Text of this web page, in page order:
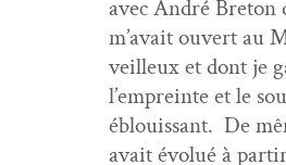
avec André Bre­ton
m’avait ouvert au
veilleux et dont je
l’empreinte et le
éblouis­sant. De
avait évolué à